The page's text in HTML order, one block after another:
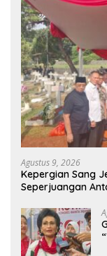
Agustus 9, 2026
Kepergian Sang
Seperjuangan